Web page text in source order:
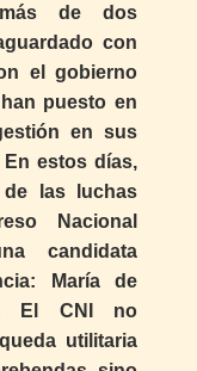
de dos
con
el gobierno
puesto en
en sus
estos días,
las luchas
Nacional
candidata
María de
El CNI no
utilitaria